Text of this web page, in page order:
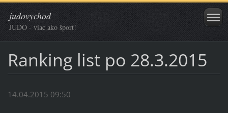
judovychod
JUDO - viac ako šport!
Ranking list po 28.3.2015
14.04.2015 09:50